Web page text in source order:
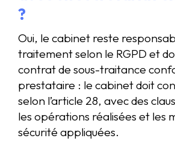
?
Oui, le cabinet reste
traitement selon le RGPD et
contrat de sous-traitance
prestataire : le cabinet doit
selon l’article 28, avec des
les opérations réalisées et les
sécurité appliquées.